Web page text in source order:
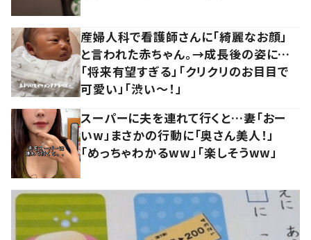
産婦人科で看護師さんに「綺麗なお顔」
と言われた赤ちゃん。→成長後の姿に…
「将来有望すぎる」「クリクリのお目目で
可愛い」「渋い～！」
スーパーに夫を連れて行くと…妻「おー
いw」まさかの行動に「奥さん美人！」
「めっちゃわかるww」「楽しそうww」